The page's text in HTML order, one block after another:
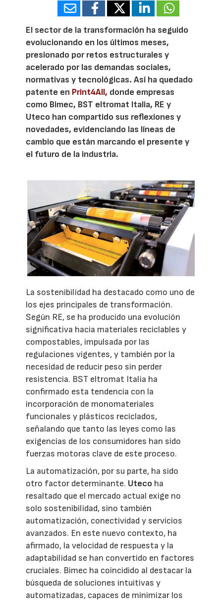
El sector de la transformación ha seguido
evolucionando en los últimos meses,
presionado por retos estructurales y
acelerado por las demandas sociales,
normativas y tecnológicas. Así ha quedado
patente en Print4All, donde empresas
como Bimec, BST eltromat Italia, RE y
Uteco han compartido sus reflexiones y
novedades, evidenciando las líneas de
cambio que están marcando el presente y
el futuro de la industria.
La sostenibilidad ha destacado como uno de
los ejes principales de transformación.
Según RE, se ha producido una evolución
significativa hacia materiales reciclables y
compostables, impulsada por las
regulaciones vigentes, y también por la
necesidad de reducir peso sin perder
resistencia. BST eltromat Italia ha
confirmado esta tendencia con la
incorporación de monomateriales
funcionales y plásticos reciclados,
señalando que tanto las leyes como las
exigencias de los consumidores han sido
fuerzas motoras clave de este proceso.
La automatización, por su parte, ha sido
otro factor determinante. Uteco ha
resaltado que el mercado actual exige no
solo sostenibilidad, sino también
automatización, conectividad y servicios
avanzados. En este nuevo contexto, ha
afirmado, la velocidad de respuesta y la
adaptabilidad se han convertido en factores
cruciales. Bimec ha coincidido al destacar la
búsqueda de soluciones intuitivas y
automatizadas, capaces de minimizar los